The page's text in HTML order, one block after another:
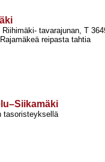
tavarajunan, T
reipasta tahtia
tasoristeyksellä